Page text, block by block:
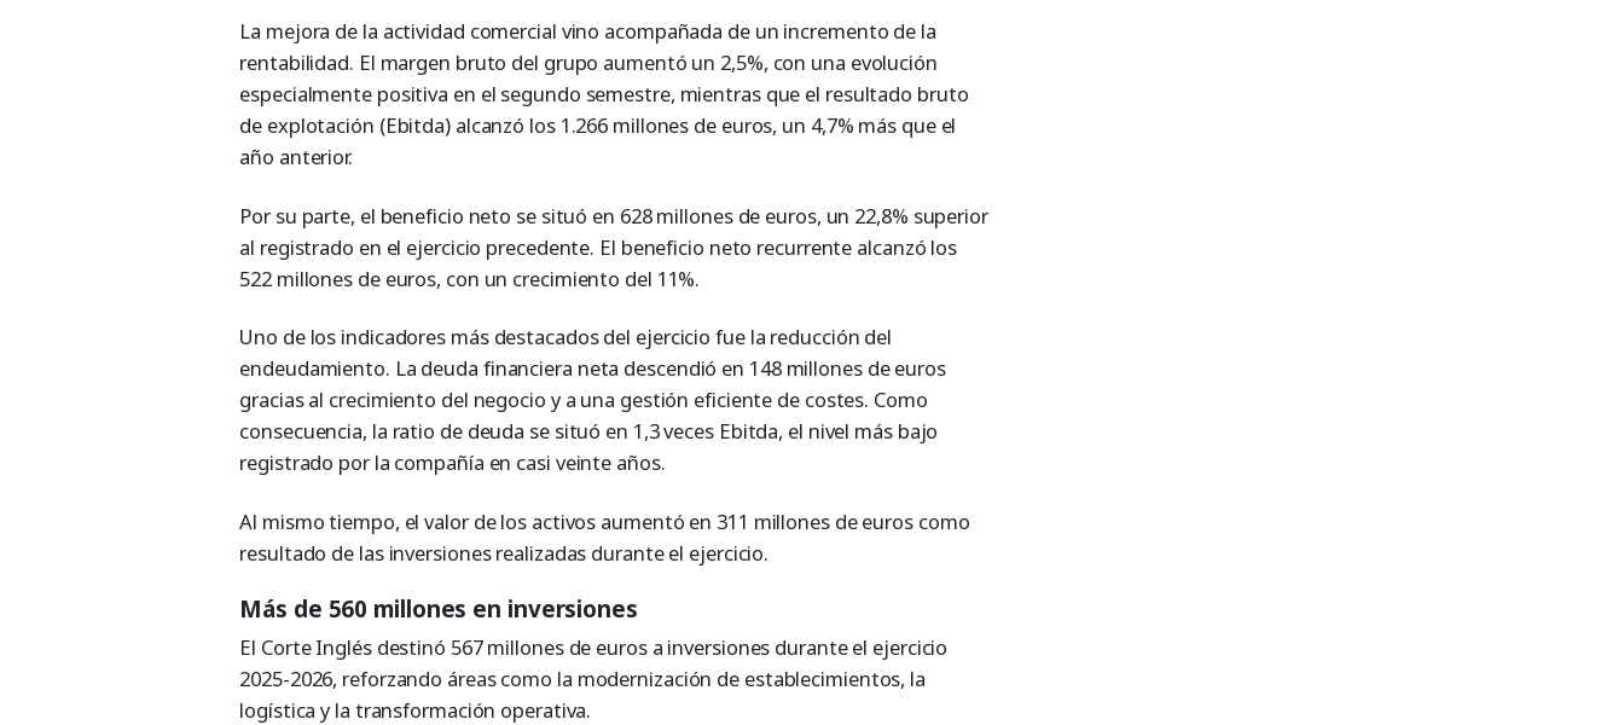
La mejora de la actividad comercial vino acompañada de un incremento de la
rentabilidad. El margen bruto del grupo aumentó un 2,5%, con una evolución
especialmente positiva en el segundo semestre, mientras que el resultado bruto
de explotación (Ebitda) alcanzó los 1.266 millones de euros, un 4,7% más que el
año anterior.
Por su parte, el beneficio neto se situó en 628 millones de euros, un 22,8% superior
al registrado en el ejercicio precedente. El beneficio neto recurrente alcanzó los
522 millones de euros, con un crecimiento del 11%.
Uno de los indicadores más destacados del ejercicio fue la reducción del
endeudamiento. La deuda financiera neta descendió en 148 millones de euros
gracias al crecimiento del negocio y a una gestión eficiente de costes. Como
consecuencia, la ratio de deuda se situó en 1,3 veces Ebitda, el nivel más bajo
registrado por la compañía en casi veinte años.
Al mismo tiempo, el valor de los activos aumentó en 311 millones de euros como
resultado de las inversiones realizadas durante el ejercicio.
Más de 560 millones en inversiones
El Corte Inglés destinó 567 millones de euros a inversiones durante el ejercicio
2025-2026, reforzando áreas como la modernización de establecimientos, la
logística y la transformación operativa.